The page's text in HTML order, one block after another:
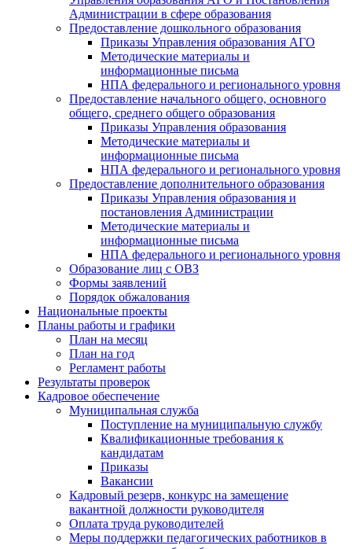
Администрации в сфере образования
Предоставление дошкольного образования
Приказы Управления образования АГО
Методические материалы и
информационные письма
НПА федерального и регионального уровня
Предоставление начального общего, основного
общего, среднего общего образования
Приказы Управления образования
Методические материалы и
информационные письма
НПА федерального и регионального уровня
Предоставление дополнительного образования
Приказы Управления образования и
постановления Администрации
Методические материалы и
информационные письма
НПА федерального и регионального уровня
Образование лиц с ОВЗ
Формы заявлений
Порядок обжалования
Национальные проекты
Планы работы и графики
План на месяц
План на год
Регламент работы
Результаты проверок
Кадровое обеспечение
Муниципальная служба
Поступление на муниципальную службу
Квалификационные требования к
кандидатам
Приказы
Вакансии
Кадровый резерв, конкурс на замещение
вакантной должности руководителя
Оплата труда руководителей
Меры поддержки педагогических работников в